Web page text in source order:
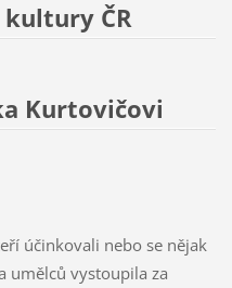
ČR
Kurtovičovi
účinkovali nebo se nějak
umělců vystoupila za